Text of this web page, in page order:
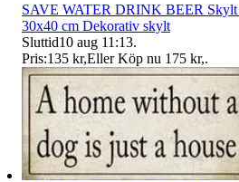
SAVE WATER DRINK BEER Skylt
30x40 cm Dekorativ skylt
Sluttid10 aug 11:13.
Pris:135 kr,Eller Köp nu 175 kr,.